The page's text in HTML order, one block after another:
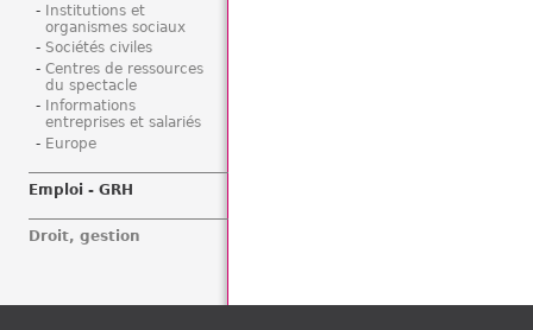
Institutions et
organismes sociaux
Sociétés civiles
Centres de ressources
du spectacle
Informations
entreprises et salariés
Europe
Emploi - GRH
Droit, gestion